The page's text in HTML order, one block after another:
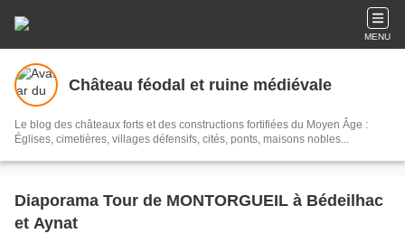
MENU
Château féodal et ruine médiévale
Le blog des châteaux forts et des constructions fortifiées du Moyen Âge :
Églises, cimetières, villages défensifs, cités, ponts, maisons nobles...
Diaporama Tour de MONTORGUEIL à Bédeilhac
et Aynat